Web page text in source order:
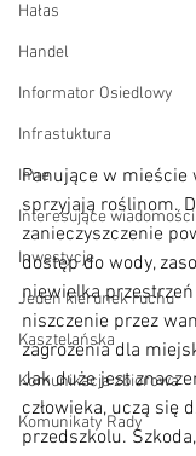
Hałas
Handel
Informator Osiedlowy
Infrastuktura
Inne
Interesujące wiadomości
Inwestycje
Jeden kierunek ruchu
Kasztelańska
Komunikacja zbiorowa
Komunikaty Rady
Panujące w mieście
sprzyjają roślinom.
zanieczyszczenie
dostęp do wody,
niewielka
niszczenie przez
zagrożenia dla
Jak duże jest
człowieka, uczą się
przedszkolu.